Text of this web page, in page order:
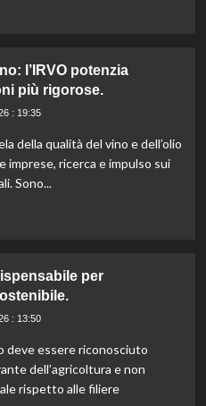
l’IRVO potenzia
più rigorose.
: 19:35
della qualità del vino e dell’olio
imprese, ricerca e impulso sui
Sono...
per
: 13:50
deve essere riconosciuto
dell’agricoltura e non
rispetto alle filiere